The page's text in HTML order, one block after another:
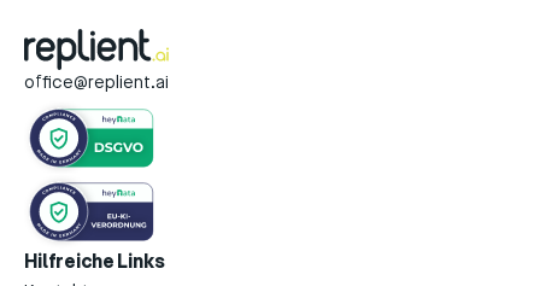
office@replient.ai
Hilfreiche Links